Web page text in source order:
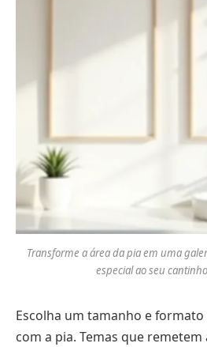
Transforme a área da pia em uma
especial ao seu
Escolha um tamanho e
com a pia. Temas que remetem